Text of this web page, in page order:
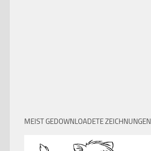
MEIST GEDOWNLOADETE ZEICHNUNGEN